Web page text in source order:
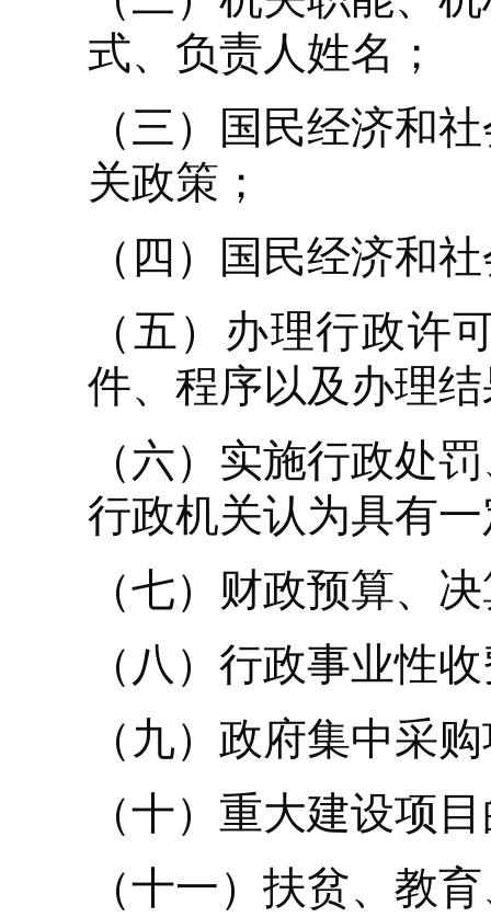
式、负责人姓名；
（三）国民经济和
关政策；
（四）国民经济和
（五）办理行政许
件、程序以及办理
（六）实施行政处
行政机关认为具有
（七）财政预算、
（八）行政事业性
（九）政府集中采
（十）重大建设项
（十一）扶贫、教